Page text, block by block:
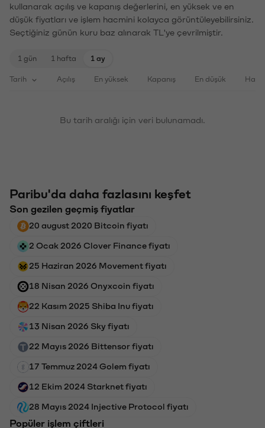
kullanarak açılış ve kapanış değerlerini, en yüksek ve en
düşük fiyatları ve işlem hacmini kolayca görüntüleyebilirsiniz.
Seçtiğiniz günün kuru baz alınarak TL'ye çevrilmiştir.
1 gün 1 hafta 1 ay
Tarih Açılış En yüksek Kapanış En düşük
Bu tarih aralığı için veri bulunamadı.
Paribu'da daha fazlasını keşfet
Son gezilen geçmiş fiyatlar
20 august 2020 Bitcoin fiyatı
2 Ocak 2026 Clover Finance fiyatı
25 Haziran 2026 Movement fiyatı
18 Nisan 2026 Onyxcoin fiyatı
22 Kasım 2025 Shiba Inu fiyatı
13 Nisan 2026 Sky fiyatı
22 Mayıs 2026 Bittensor fiyatı
17 Temmuz 2024 Golem fiyatı
12 Ekim 2024 Starknet fiyatı
28 Mayıs 2024 Injective Protocol fiyatı
Popüler işlem çiftleri